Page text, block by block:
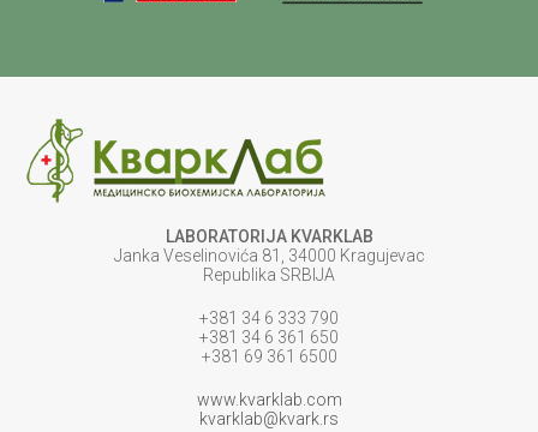
LABORATORIJA KVARKLAB
Janka Veselinovića 81, 34000 Kragujevac
Republika SRBIJA
+381 34 6 333 790
+381 34 6 361 650
+381 69 361 6500
www.kvarklab.com
kvarklab@kvark.rs